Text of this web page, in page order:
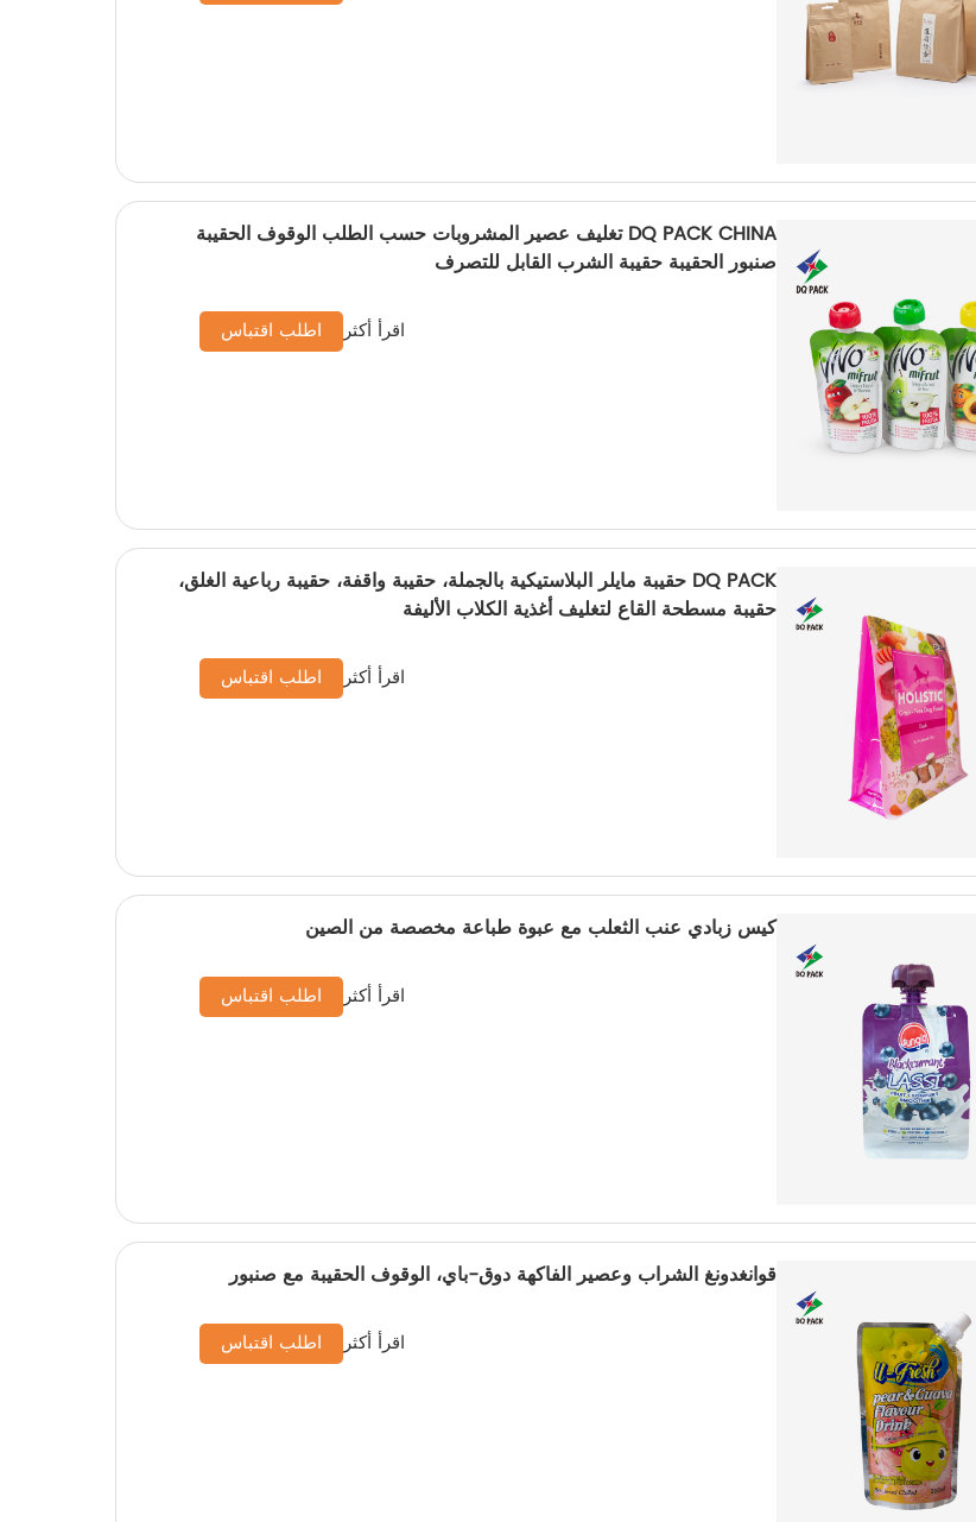
DQ PACK CHINA تغليف عصير المشروبات حسب الطلب الوقوف الحقيبة
صنبور الحقيبة حقيبة الشرب القابل للتصرف
اقرأ أكثر اطلب اقتباس
DQ PACK حقيبة مايلر البلاستيكية بالجملة، حقيبة واقفة، حقيبة رباعية الغلق،
حقيبة مسطحة القاع لتغليف أغذية الكلاب الأليفة
اقرأ أكثر اطلب اقتباس
كيس زبادي عنب الثعلب مع عبوة طباعة مخصصة من الصين
اقرأ أكثر اطلب اقتباس
قوانغدونغ الشراب وعصير الفاكهة دوق-باي، الوقوف الحقيبة مع صنبور
اقرأ أكثر اطلب اقتباس